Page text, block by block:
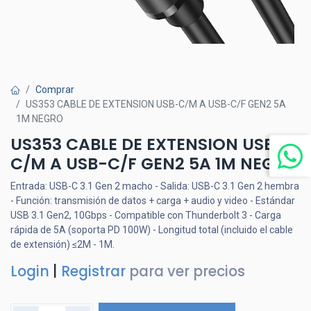
Comprar
US353 CABLE DE EXTENSION USB-C/M A USB-C/F GEN2 5A
1M NEGRO
US353 CABLE DE EXTENSION USB-
C/M A USB-C/F GEN2 5A 1M NEGRO
Entrada: USB-C 3.1 Gen 2 macho - Salida: USB-C 3.1 Gen 2 hembra
- Función: transmisión de datos + carga + audio y video - Estándar
USB 3.1 Gen2, 10Gbps - Compatible con Thunderbolt 3 - Carga
rápida de 5A (soporta PD 100W) - Longitud total (incluido el cable
de extensión) ≤2M - 1M.
Login Registrar para ver precios